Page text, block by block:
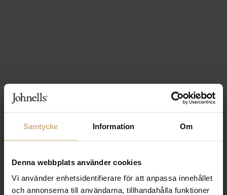
Samtycke Information Om
Denna webbplats använder cookies
Vi använder enhetsidentifierare för att anpassa innehållet
och annonserna till användarna, tillhandahålla funktioner